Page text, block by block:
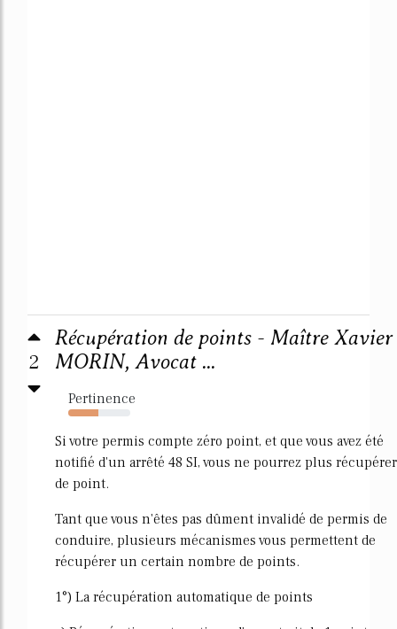
2
Récupération de points - Maître Xavier
MORIN, Avocat ...
Pertinence
49%
Si votre permis compte zéro point, et que vous avez été
notifié d'un arrêté 48 SI, vous ne pourrez plus récupérer
de point.
Tant que vous n'êtes pas dûment invalidé de permis de
conduire, plusieurs mécanismes vous permettent de
récupérer un certain nombre de points.
1°) La récupération automatique de points